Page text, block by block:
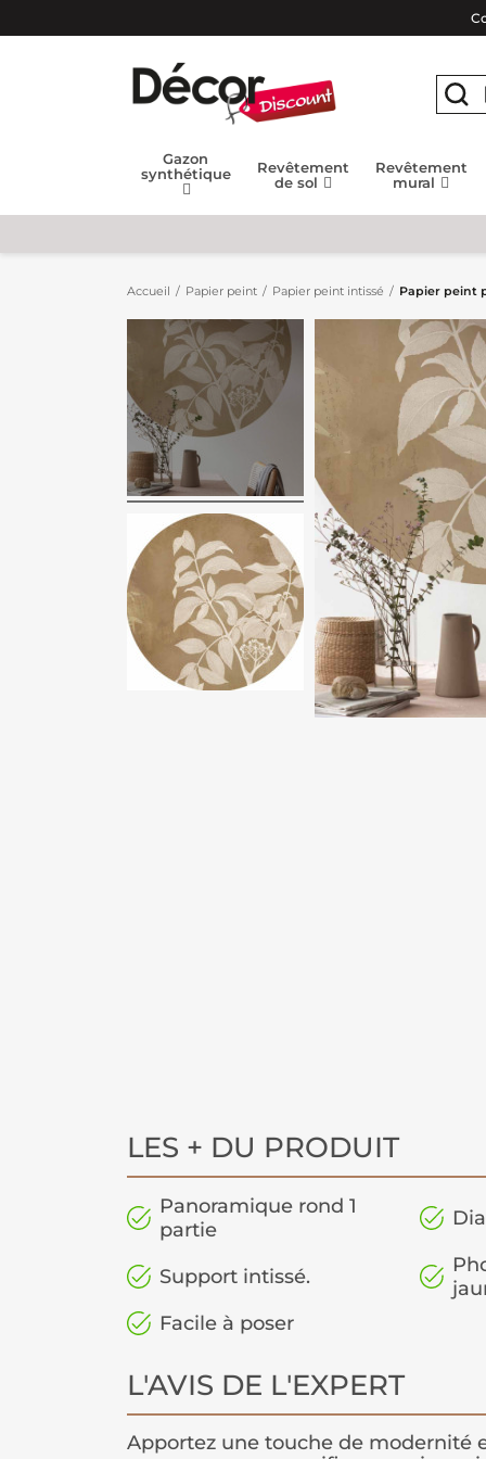
Gazon
synthétique
Revêtement
de sol
Revêtement
mural
Accueil Papier peint Papier peint intissé Papier peint
LES + DU PRODUIT
Panoramique rond 1
partie
Support intissé.
Facile à poser
L'AVIS DE L'EXPERT
Apportez une touche de modernité